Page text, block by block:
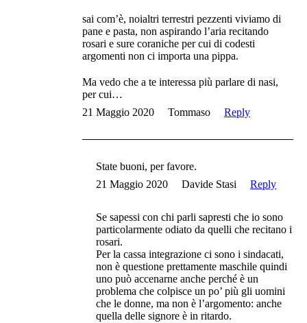
sai com’è, noialtri terrestri pezzenti viviamo di
pane e pasta, non aspirando l’aria recitando
rosari e sure coraniche per cui di codesti
argomenti non ci importa una pippa.
Ma vedo che a te interessa più parlare di nasi,
per cui…
21 Maggio 2020
Tommaso Reply
State buoni, per favore.
21 Maggio 2020
Davide Stasi Reply
Se sapessi con chi parli sapresti che io sono
particolarmente odiato da quelli che recitano i
rosari.
Per la cassa integrazione ci sono i sindacati,
non è questione prettamente maschile quindi
uno può accenarne anche perché è un
problema che colpisce un po’ più gli uomini
che le donne, ma non è l’argomento: anche
quella delle signore è in ritardo.